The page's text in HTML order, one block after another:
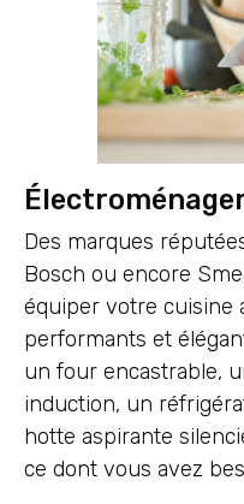
Des marques
Bosch ou encore
équiper votre cuisine
performants et
un four encastrable,
induction, un
hotte aspirante
ce dont vous avez